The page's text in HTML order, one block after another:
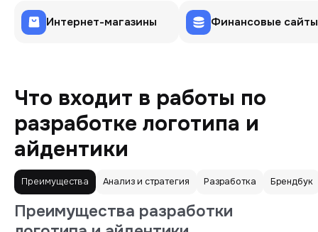
Интернет-магазины Финансовые сайты
Что входит в работы по
разработке логотипа и
айдентики
Преимущества Анализ и стратегия Разработка Брендбук
Преимущества разработки